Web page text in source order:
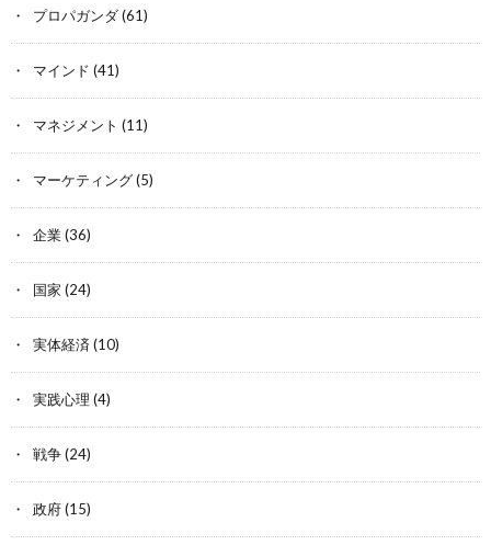
プロパガンダ(61)
マインド (41)
マネジメント (11)
マーケティング(5)
企業(36)
国家 (24)
実体経済 (10)
実践心理 (4)
戦争(24)
政府(15)